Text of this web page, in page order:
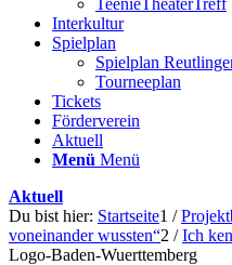
TeenieTheaterTreff
Interkultur
Spielplan
Spielplan
Tourneeplan
Tickets
Förderverein
Aktuell
Menü Menü
Aktuell
Du bist hier: Startseite1 /
voneinander wussten“2 / Ich
Logo-Baden-Wuerttemberg